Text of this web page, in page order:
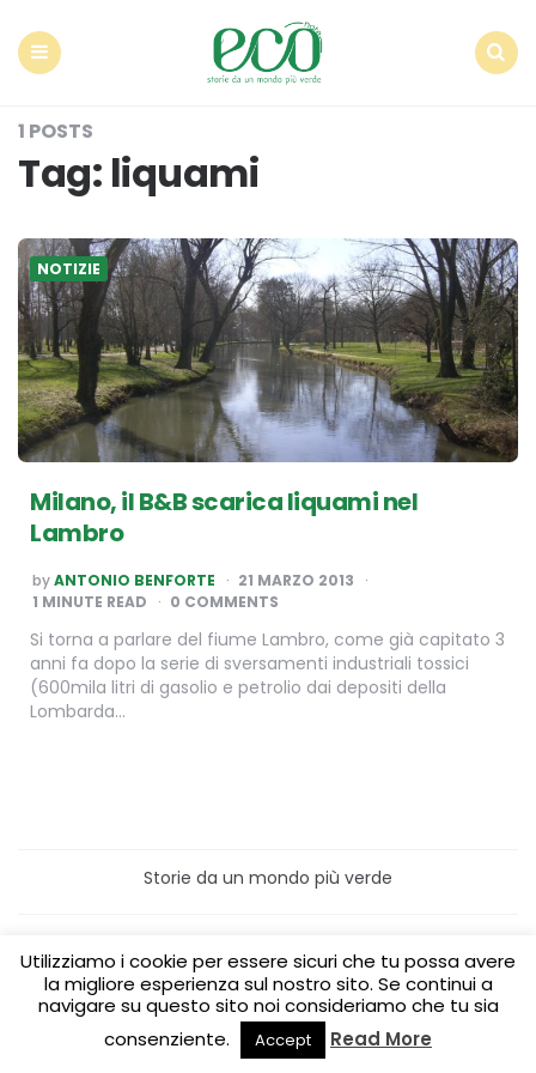
1 POSTS
Tag: liquami
NOTIZIE
Milano, il B&B scarica liquami nel
Lambro
POSTED
BY
byANTONIO BENFORTE
21 MARZO 2013
1 MINUTE READ 0 COMMENTS
Si torna a parlare del fiume Lambro, come già capitato 3
anni fa dopo la serie di sversamenti industriali tossici
(600mila litri di gasolio e petrolio dai depositi della
Lombarda…
Storie da un mondo più verde
Laboratori/Visite per le scuole
Green content per aziende Media Partner
Utilizziamo i cookie per essere sicuri che tu possa avere
la migliore esperienza sul nostro sito. Se continui a
navigare su questo sito noi consideriamo che tu sia
consenziente.
Accept Read More